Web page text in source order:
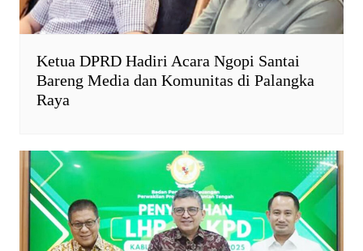
Ketua DPRD Hadiri Acara Ngopi Santai
Bareng Media dan Komunitas di Palangka
Raya